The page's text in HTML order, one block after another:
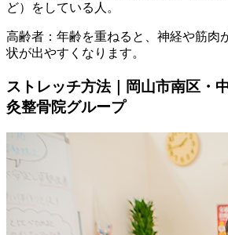
ど）をしている人。
高齢者：年齢を重ねると、神経や筋肉
状が出やすくなります。
ストレッチ方法｜岡山市南区
灸整骨院グループ